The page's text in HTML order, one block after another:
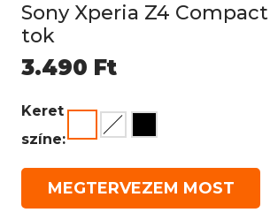
Sony Xperia Z4
tok
3.490 Ft
Keret
színe:
MEGTERVEZEM MOST